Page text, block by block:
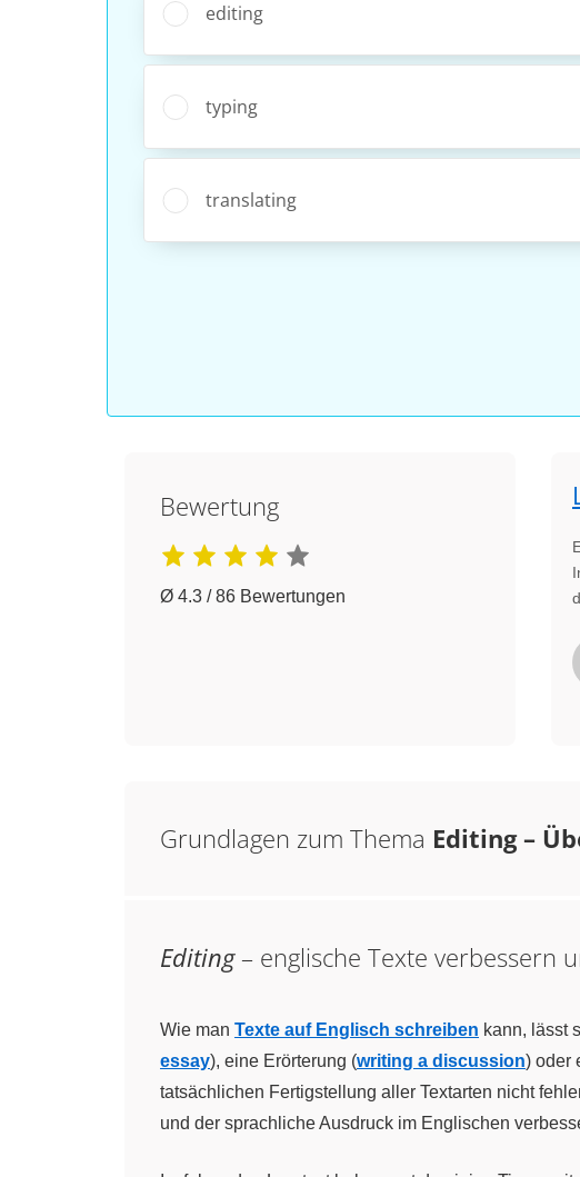
editing
typing
translating
Bewertung
Ø 4.3 / 86 Bewertungen
Grundlagen zum Thema Editing –
Editing– englische Texte verbessern
Wie man Texte auf Englisch schreiben kann, lässt
essay), eine Erörterung (writing a discussion) oder
tatsächlichen Fertigstellung aller Textarten nicht
und der sprachliche Ausdruck im Englischen